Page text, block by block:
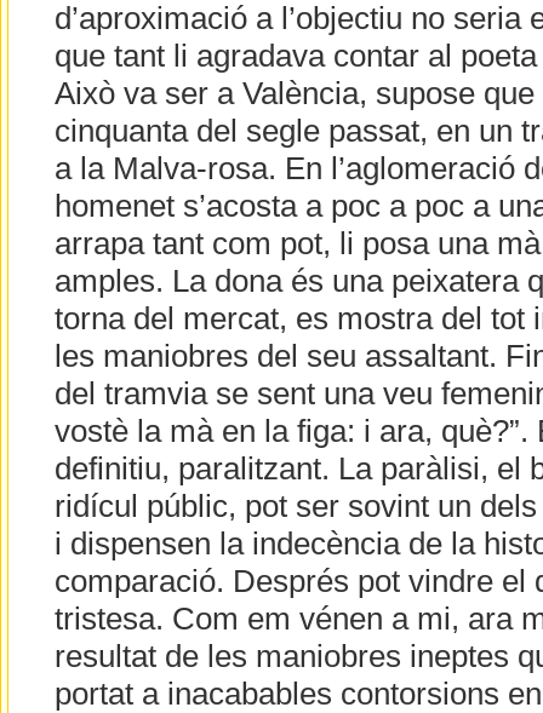
d’aproximació a l’objectiu no seria
que tant li agradava contar al
Això va ser a València, supose
cinquanta del segle passat, en un
a la Malva-rosa. En l’aglomeració
homenet s’acosta a poc a poc a
arrapa tant com pot, li posa una
amples. La dona és una peixatera
torna del mercat, es mostra del tot
les maniobres del seu assaltant.
del tramvia se sent una veu
vostè la mà en la figa: i ara, què?”.
definitiu, paralitzant. La paràlisi, el
ridícul públic, pot ser sovint un
i dispensen la indecència de la
comparació. Després pot vindre el
tristesa. Com em vénen a mi, ara
resultat de les maniobres ineptes
portat a inacabables contorsions